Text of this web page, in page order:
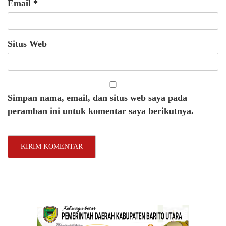
Email *
Situs Web
Simpan nama, email, dan situs web saya pada
peramban ini untuk komentar saya berikutnya.